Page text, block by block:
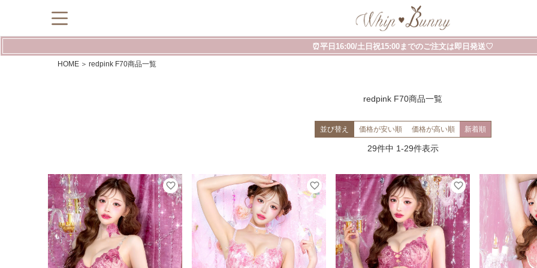
⏰平日16:00/土日祝15:00までのご注文は即日発送♡
HOME redpink F70商品一覧
redpink F70商品一覧
並び替え 価格が安い順 価格が高い順 新着順
29件中 1-29件表示